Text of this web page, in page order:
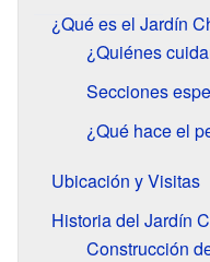
¿Qué es el Jardín
¿Quiénes
Secciones
¿Qué hace el
Ubicación y Visitas
Historia del Jardín
Construcción